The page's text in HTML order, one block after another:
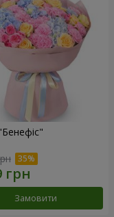
Замовити